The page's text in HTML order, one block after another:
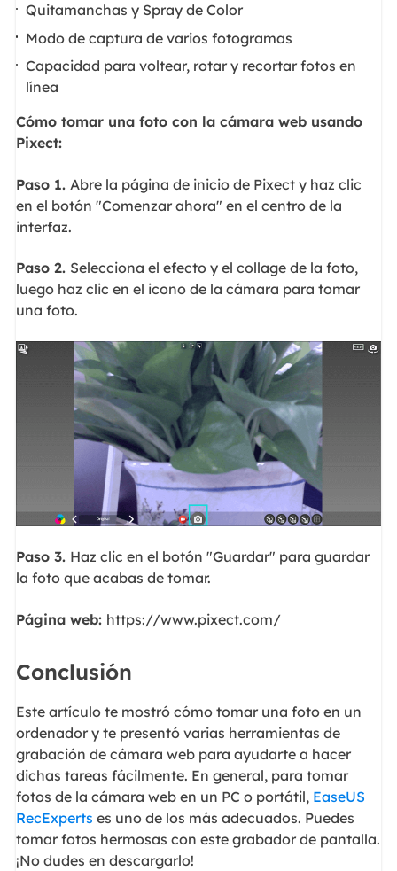
Quitamanchas y Spray de Color
Modo de captura de varios fotogramas
Capacidad para voltear, rotar y recortar fotos en
línea
Cómo tomar una foto con la cámara web usando
Pixect:
Paso 1. Abre la página de inicio de Pixect y haz clic
en el botón "Comenzar ahora" en el centro de la
interfaz.
Paso 2. Selecciona el efecto y el collage de la foto,
luego haz clic en el icono de la cámara para tomar
una foto.
Paso 3. Haz clic en el botón "Guardar" para guardar
la foto que acabas de tomar.
Página web: https://www.pixect.com/
Conclusión
Este artículo te mostró cómo tomar una foto en un
ordenador y te presentó varias herramientas de
grabación de cámara web para ayudarte a hacer
dichas tareas fácilmente. En general, para tomar
fotos de la cámara web en un PC o portátil, EaseUS
RecExperts es uno de los más adecuados. Puedes
tomar fotos hermosas con este grabador de pantalla.
¡No dudes en descargarlo!